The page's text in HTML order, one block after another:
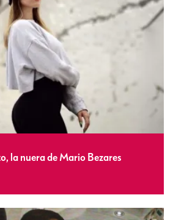
la nuera de Mario Bezares